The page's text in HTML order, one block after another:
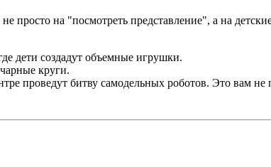
просто на "посмотреть представление", а на
дети создадут объемные игрушки.
круги.
проведут битву самодельных роботов. Это вам не